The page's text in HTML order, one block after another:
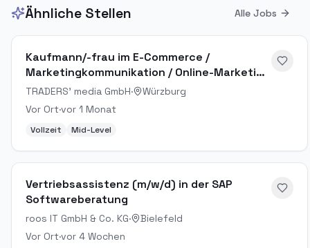
Ähnliche Stellen Alle Jobs
Kaufmann/-frau im E-Commerce /
Marketingkommunikation / Online-Marketing
Manager (m/w/d)
TRADERS' media GmbH·
Würzburg
Vor Ort·vor 1 Monat
Vollzeit Mid-Level
Vertriebsassistenz (m/w/d) in der SAP
Softwareberatung
roos IT GmbH & Co. KG·
Bielefeld
Vor Ort·vor 4 Wochen